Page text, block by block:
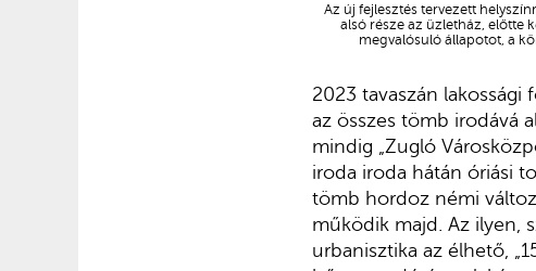
Az új fejlesztés tervezett
alsó része az üzletház, előtte
megvalósuló állapotot, a
2023 tavaszán lakossági
az összes tömb irodává
mindig „Zugló
iroda iroda hátán óriási
tömb hordoz némi
működik majd. Az ilyen,
urbanisztika az élhető,